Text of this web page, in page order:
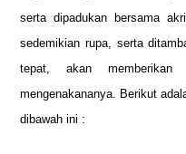
serta dipadukan bersama
sedemikian rupa, serta
tepat, akan
mengenakananya. Berikut
dibawah ini :